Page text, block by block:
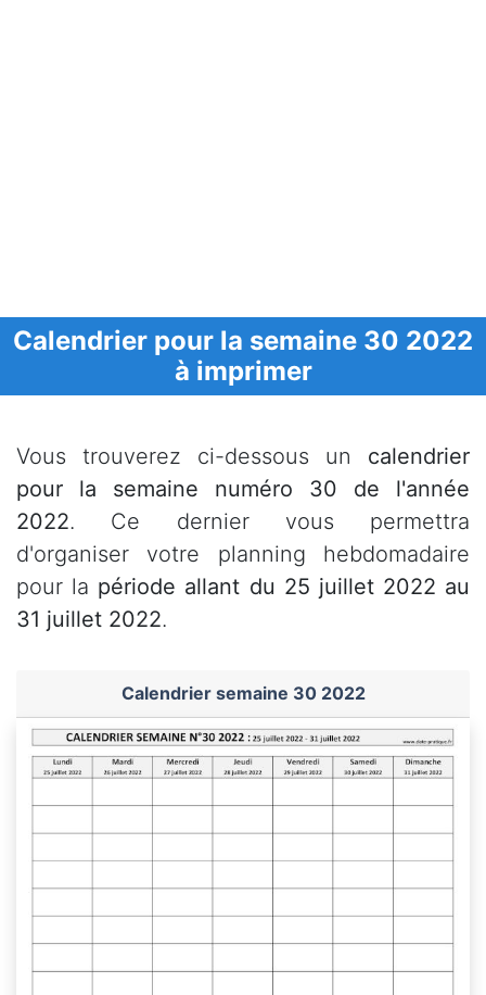
Calendrier pour la semaine 30 2022
à imprimer
Vous trouverez ci-dessous un calendrier
pour la semaine numéro 30 de l'année
2022. Ce dernier vous permettra
d'organiser votre planning hebdomadaire
pour la période allant du 25 juillet 2022 au
31 juillet 2022.
Calendrier semaine 30 2022